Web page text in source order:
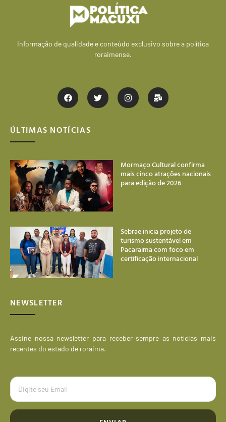
Informação de qualidade e conteúdo exclusivo sobre a política
roraimense.
ÚLTIMAS NOTÍCIAS
Mormaço Cultural confirma
mais cinco atrações nacionais
para edição de 2026
Sebrae inicia projeto de
turismo sustentável em
Pacaraima com foco em
certificação internacional
NEWSLETTER
Assine nossa newsletter para receber sempre as notícias mais
recentes do estado de roraima.